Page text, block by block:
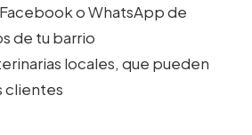
o WhatsApp de
de tu barrio
locales, que pueden
clientes